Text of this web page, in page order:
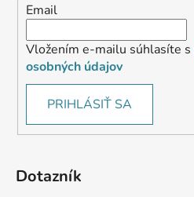
Email
Vložením e-mailu súhlasíte s
osobných údajov
PRIHLÁSIŤ SA
Dotazník